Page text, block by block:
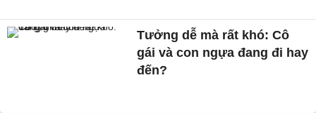
Tưởng dễ mà rất khó: Cô
gái và con ngựa đang đi hay
đến?